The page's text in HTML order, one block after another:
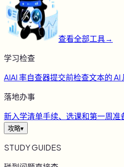
查看全部工具→
学习检查
AIAI 率自查器提交前检查文本的 AI
落地办事
新入学清单手续、选课和第一周准
攻略▾
STUDY GUIDES